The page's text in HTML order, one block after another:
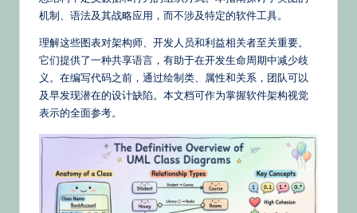
–
A
K
机制、语法及其战略应用，而不涉及特定的软件工具。
理解这些图表对架构师、开发人员和利益相关者至关重要。
它们提供了一种共享语言，有助于在开发生命周期中减少歧
义。在编写代码之前，通过绘制类、属性和关系，团队可以
及早发现潜在的设计缺陷。本文档可作为掌握软件架构视觉
表示的全面参考。